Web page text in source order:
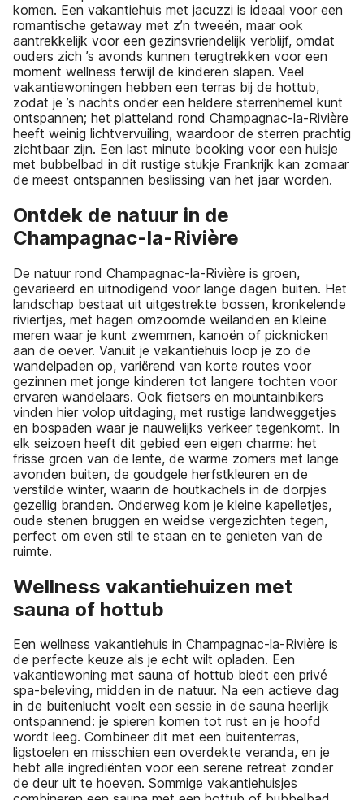
komen. Een vakantiehuis met jacuzzi is ideaal voor een
romantische getaway met z’n tweeën, maar ook
aantrekkelijk voor een gezinsvriendelijk verblijf, omdat
ouders zich ’s avonds kunnen terugtrekken voor een
moment wellness terwijl de kinderen slapen. Veel
vakantiewoningen hebben een terras bij de hottub,
zodat je ’s nachts onder een heldere sterrenhemel kunt
ontspannen; het platteland rond Champagnac-la-Rivière
heeft weinig lichtvervuiling, waardoor de sterren prachtig
zichtbaar zijn. Een last minute booking voor een huisje
met bubbelbad in dit rustige stukje Frankrijk kan zomaar
de meest ontspannen beslissing van het jaar worden.
Ontdek de natuur in de
Champagnac-la-Rivière
De natuur rond Champagnac-la-Rivière is groen,
gevarieerd en uitnodigend voor lange dagen buiten. Het
landschap bestaat uit uitgestrekte bossen, kronkelende
riviertjes, met hagen omzoomde weilanden en kleine
meren waar je kunt zwemmen, kanoën of picknicken
aan de oever. Vanuit je vakantiehuis loop je zo de
wandelpaden op, variërend van korte routes voor
gezinnen met jonge kinderen tot langere tochten voor
ervaren wandelaars. Ook fietsers en mountainbikers
vinden hier volop uitdaging, met rustige landweggetjes
en bospaden waar je nauwelijks verkeer tegenkomt. In
elk seizoen heeft dit gebied een eigen charme: het
frisse groen van de lente, de warme zomers met lange
avonden buiten, de goudgele herfstkleuren en de
verstilde winter, waarin de houtkachels in de dorpjes
gezellig branden. Onderweg kom je kleine kapelletjes,
oude stenen bruggen en weidse vergezichten tegen,
perfect om even stil te staan en te genieten van de
ruimte.
Wellness vakantiehuizen met
sauna of hottub
Een wellness vakantiehuis in Champagnac-la-Rivière is
de perfecte keuze als je echt wilt opladen. Een
vakantiewoning met sauna of hottub biedt een privé
spa-beleving, midden in de natuur. Na een actieve dag
in de buitenlucht voelt een sessie in de sauna heerlijk
ontspannend: je spieren komen tot rust en je hoofd
wordt leeg. Combineer dit met een buitenterras,
ligstoelen en misschien een overdekte veranda, en je
hebt alle ingrediënten voor een serene retreat zonder
de deur uit te hoeven. Sommige vakantiehuisjes